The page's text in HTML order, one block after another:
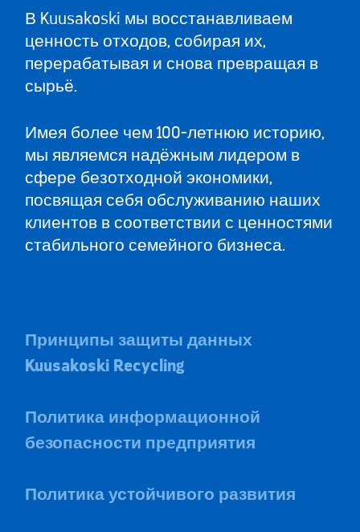
В Kuusakoski мы восстанавливаем
ценность отходов, собирая их,
перерабатывая и снова превращая в
сырьё.
Имея более чем 100-летнюю историю,
мы являемся надёжным лидером в
сфере безотходной экономики,
посвящая себя обслуживанию наших
клиентов в соответствии с ценностями
стабильного семейного бизнеса.
Принципы защиты данных
Kuusakoski Recycling
Политика информационной
безопасности предприятия
Политика устойчивого развития